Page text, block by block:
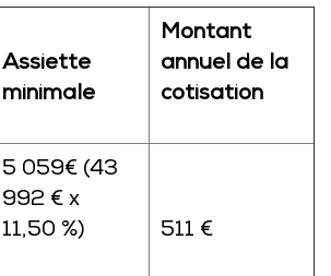
Assiette
minimale
Montant
annuel de la
cotisation
5 059€ (43
992 € x
11,50 %)
511 €